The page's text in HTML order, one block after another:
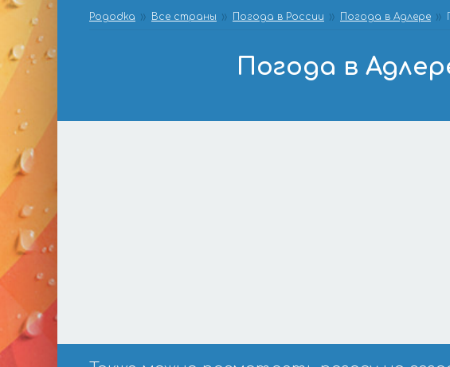
Pogodka Все страны Погода в России Погода в Адлере
Погода в